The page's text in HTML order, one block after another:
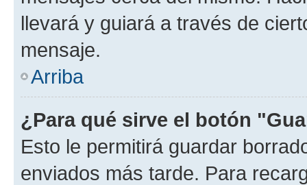
llevará y guiará a través de
mensaje.
Arriba
¿Para qué sirve el botón
Esto le permitirá guardar
enviados más tarde. Para